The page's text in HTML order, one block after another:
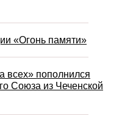
«Огонь памяти»
всех» пополнился
Союза из Чеченской